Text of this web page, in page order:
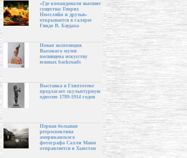
«Где командовали высшие
существа: Генрих
Нюссляйн и друзья»
открывается в галерее
Гвидо В. Баудаха
Новая экспозиция
Высокого музея
посвящена искусству
южных backroads
Выставка в Глиптотеке
предлагает скульптурную
одиссею 1789-1914 годов
Первая большая
ретроспектива
американского
фотографа Салли Манн
отправляется в Хьюстон